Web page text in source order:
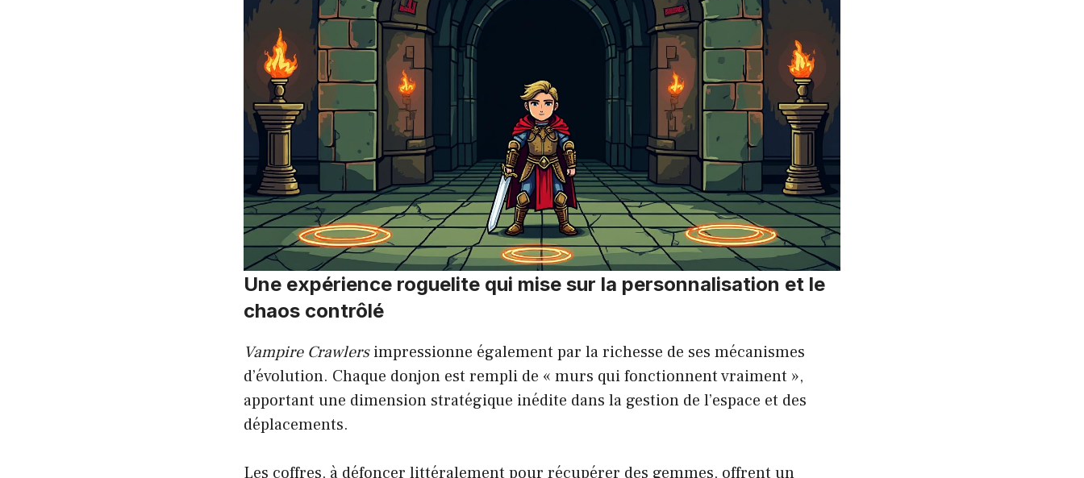
Une expérience roguelite qui mise sur la personnalisation et le
chaos contrôlé
Vampire Crawlersimpressionne également par la richesse de ses mécanismes
d’évolution. Chaque donjon est rempli de « murs qui fonctionnent vraiment »,
apportant une dimension stratégique inédite dans la gestion de l’espace et des
déplacements.
Les coffres, à défoncer littéralement pour récupérer des gemmes, offrent un